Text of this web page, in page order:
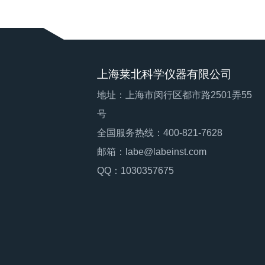
上海莱北科学仪器有限公司
地址：上海市闵行区都市路2501弄55
号
全国服务热线：400-821-7628
邮箱：labe@labeinst.com
QQ：1030357675